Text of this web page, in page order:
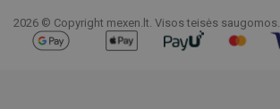
2026 © Copyright mexen.lt. Visos teisės saugomos.